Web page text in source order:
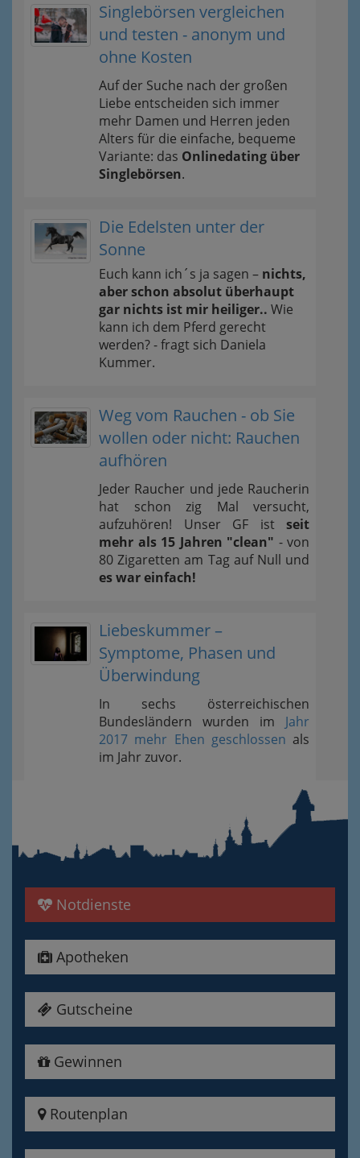
Singlebörsen vergleichen
und testen - anonym und
ohne Kosten
Auf der Suche nach der großen
Liebe entscheiden sich immer
mehr Damen und Herren jeden
Alters für die einfache, bequeme
Variante: das Onlinedating über
Singlebörsen.
Die Edelsten unter der
Sonne
Euch kann ich´s ja sagen – nichts,
aber schon absolut überhaupt
gar nichts ist mir heiliger.. Wie
kann ich dem Pferd gerecht
werden? - fragt sich Daniela
Kummer.
Weg vom Rauchen - ob Sie
wollen oder nicht: Rauchen
aufhören
Jeder Raucher und jede Raucherin
hat schon zig Mal versucht,
aufzuhören! Unser GF ist seit
mehr als 15 Jahren "clean" - von
80 Zigaretten am Tag auf Null und
es war einfach!
Liebeskummer –
Symptome, Phasen und
Überwindung
In sechs österreichischen
Bundesländern wurden im Jahr
2017 mehr Ehen geschlossen als
im Jahr zuvor.
Notdienste
Apotheken
Gutscheine
Gewinnen
Routenplan